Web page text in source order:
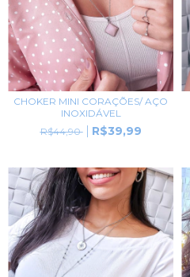
CHOKER MINI CORAÇÕES/ AÇO
INOXIDÁVEL
R$44,90
R$39,99